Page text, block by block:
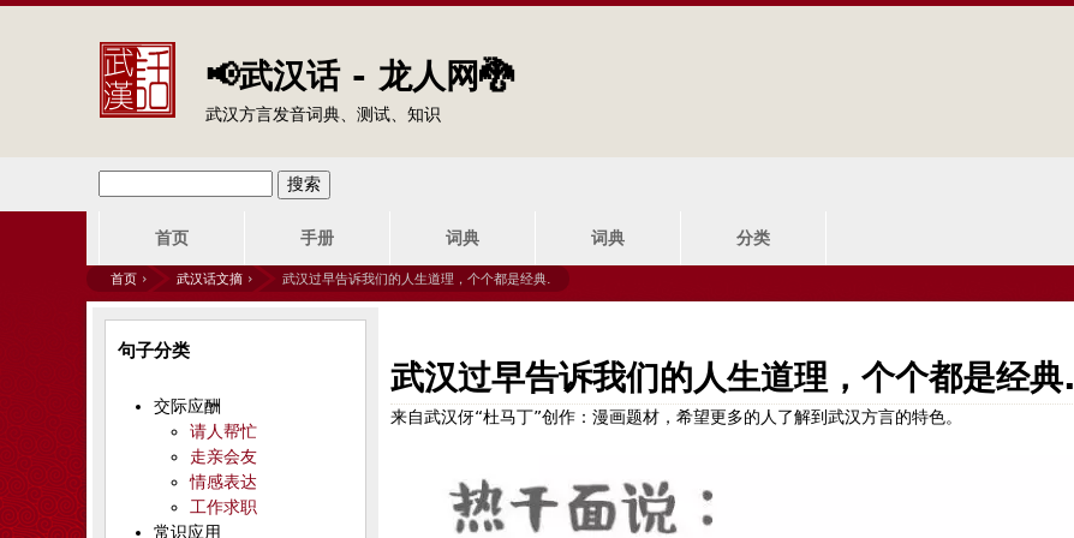
📢武汉话 - 龙人网🐉
武汉方言发音词典、测试、知识
索
表
单
菜
单
首页 手册 词典 词典 分类
你
首页 › 武汉话文摘 › 武汉过早告诉我们的人生道理，个个都是经典.
武汉过早告诉我们的人生道理，个个都是经典.
来自武汉伢“杜马丁”创作：漫画题材，希望更多的人了解到武汉方言的特色。
句子分类
交际应酬
请人帮忙
走亲会友
情感表达
工作求职
常识应用